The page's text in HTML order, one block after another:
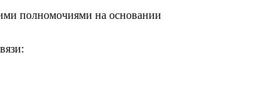
полномочиями на основании